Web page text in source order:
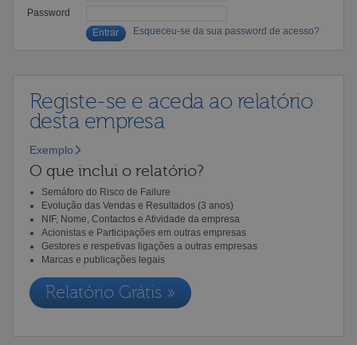
Password
Esqueceu-se da sua password de acesso?
Registe-se e aceda ao relatório
desta empresa
Exemplo
O que inclui o relatório?
Semáforo do Risco de Failure
Evolução das Vendas e Resultados (3 anos)
NIF, Nome, Contactos e Atividade da empresa
Acionistas e Participações em outras empresas
Gestores e respetivas ligações a outras empresas
Marcas e publicações legais
Relatório Grátis »